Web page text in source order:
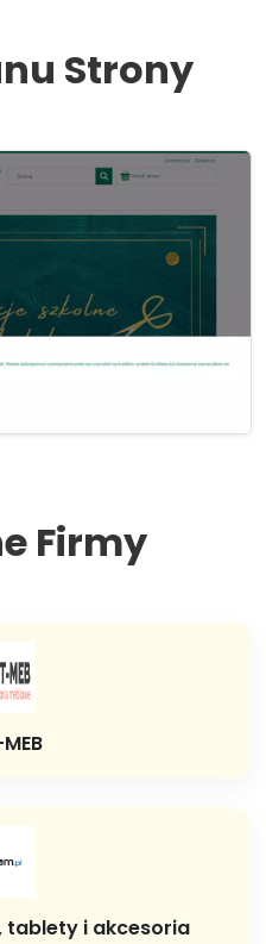
Strony
Firmy
i akcesoria